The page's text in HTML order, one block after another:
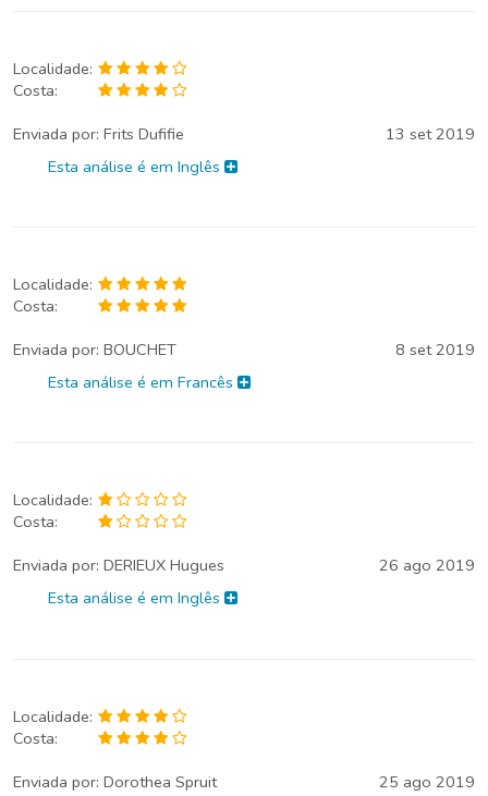
Localidade:
Costa:
Enviada por: Frits Dufifie
13 set 2019
Esta análise é em Inglês
Localidade:
Costa:
Enviada por: BOUCHET
8 set 2019
Esta análise é em Francês
Localidade:
Costa:
Enviada por: DERIEUX Hugues
26 ago 2019
Esta análise é em Inglês
Localidade:
Costa:
Enviada por: Dorothea Spruit
25 ago 2019